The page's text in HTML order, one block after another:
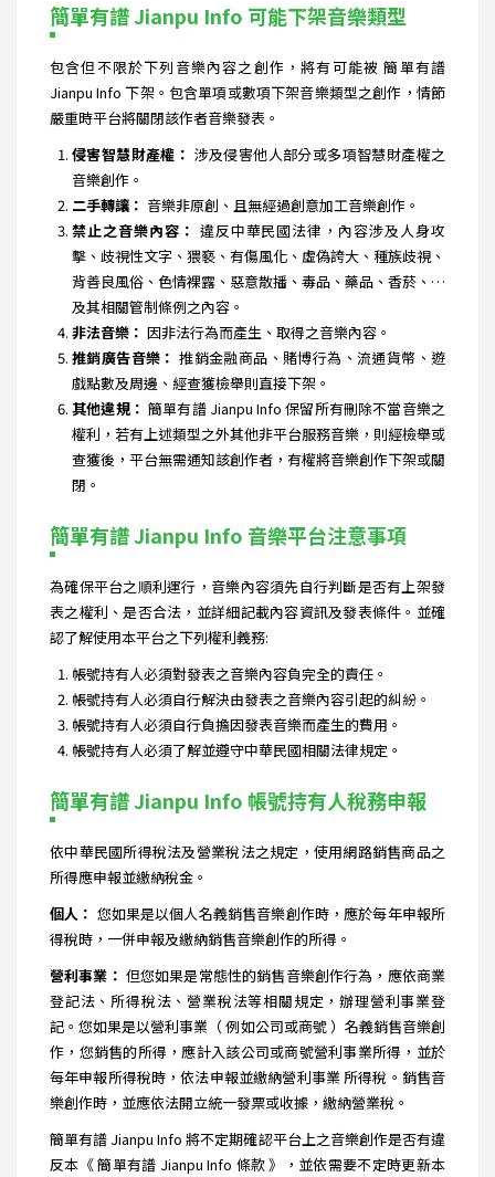
簡單有譜 Jianpu Info 可能下架音樂類型
包含但不限於下列音樂內容之創作，將有可能被 簡單有譜
Jianpu Info 下架。包含單項或數項下架音樂類型之創作，情節
嚴重時平台將關閉該作者音樂發表。
侵害智慧財產權： 涉及侵害他人部分或多項智慧財產權之
音樂創作。
二手轉讓： 音樂非原創、且無經過創意加工音樂創作。
禁止之音樂內容： 違反中華民國法律，內容涉及人身攻
擊、歧視性文字、猥褻、有傷風化、虛偽誇大、種族歧視、
背善良風俗、色情裸露、惡意散播、毒品、藥品、香菸、…
及其相關管制條例之內容。
非法音樂： 因非法行為而產生、取得之音樂內容。
推銷廣告音樂： 推銷金融商品、賭博行為、流通貨幣、遊
戲點數及周邊、經查獲檢舉則直接下架。
其他違規： 簡單有譜 Jianpu Info 保留所有刪除不當音樂之
權利，若有上述類型之外其他非平台服務音樂，則經檢舉或
查獲後，平台無需通知該創作者，有權將音樂創作下架或關
閉。
簡單有譜 Jianpu Info 音樂平台注意事項
為確保平台之順利運行，音樂內容須先自行判斷是否有上架發
表之權利、是否合法，並詳細記載內容資訊及發表條件。並確
認了解使用本平台之下列權利義務:
帳號持有人必須對發表之音樂內容負完全的責任。
帳號持有人必須自行解決由發表之音樂內容引起的糾紛。
帳號持有人必須自行負擔因發表音樂而產生的費用。
帳號持有人必須了解並遵守中華民國相關法律規定。
簡單有譜 Jianpu Info 帳號持有人稅務申報
依中華民國所得稅法及營業稅法之規定，使用網路銷售商品之
所得應申報並繳納稅金。
個人： 您如果是以個人名義銷售音樂創作時，應於每年申報所
得稅時，一併申報及繳納銷售音樂創作的所得。
營利事業： 但您如果是常態性的銷售音樂創作行為，應依商業
登記法、所得稅法、營業稅法等相關規定，辦理營利事業登
記。您如果是以營利事業（ 例如公司或商號 ）名義銷售音樂創
作，您銷售的所得，應計入該公司或商號營利事業所得，並於
每年申報所得稅時，依法申報並繳納營利事業 所得稅。銷售音
樂創作時，並應依法開立統一發票或收據，繳納營業稅。
簡單有譜 Jianpu Info 將不定期確認平台上之音樂創作是否有違
反本《 簡單有譜 Jianpu Info 條款 》，並依需要不定時更新本